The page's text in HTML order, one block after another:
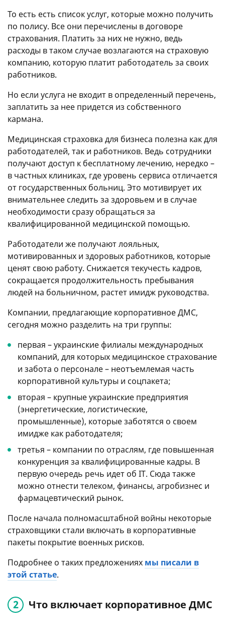
То есть есть список услуг, которые можно получить
по полису. Все они перечислены в договоре
страхования. Платить за них не нужно, ведь
расходы в таком случае возлагаются на страховую
компанию, которую платит работодатель за своих
работников.
Но если услуга не входит в определенный перечень,
заплатить за нее придется из собственного
кармана.
Медицинская страховка для бизнеса полезна как для
работодателей, так и работников. Ведь сотрудники
получают доступ к бесплатному лечению, нередко –
в частных клиниках, где уровень сервиса отличается
от государственных больниц. Это мотивирует их
внимательнее следить за здоровьем и в случае
необходимости сразу обращаться за
квалифицированной медицинской помощью.
Работодатели же получают лояльных,
мотивированных и здоровых работников, которые
ценят свою работу. Снижается текучесть кадров,
сокращается продолжительность пребывания
людей на больничном, растет имидж руководства.
Компании, предлагающие корпоративное ДМС,
сегодня можно разделить на три группы:
первая – украинские филиалы международных
компаний, для которых медицинское страхование
и забота о персонале – неотъемлемая часть
корпоративной культуры и соцпакета;
вторая – крупные украинские предприятия
(энергетические, логистические,
промышленные), которые заботятся о своем
имидже как работодателя;
третья – компании по отраслям, где повышенная
конкуренция за квалифицированные кадры. В
первую очередь речь идет об IT. Сюда также
можно отнести телеком, финансы, агробизнес и
фармацевтический рынок.
После начала полномасштабной войны некоторые
страховщики стали включать в корпоративные
пакеты покрытие военных рисков.
Подробнее о таких предложениях мы писали в
этой статье.
Что включает корпоративное ДМС